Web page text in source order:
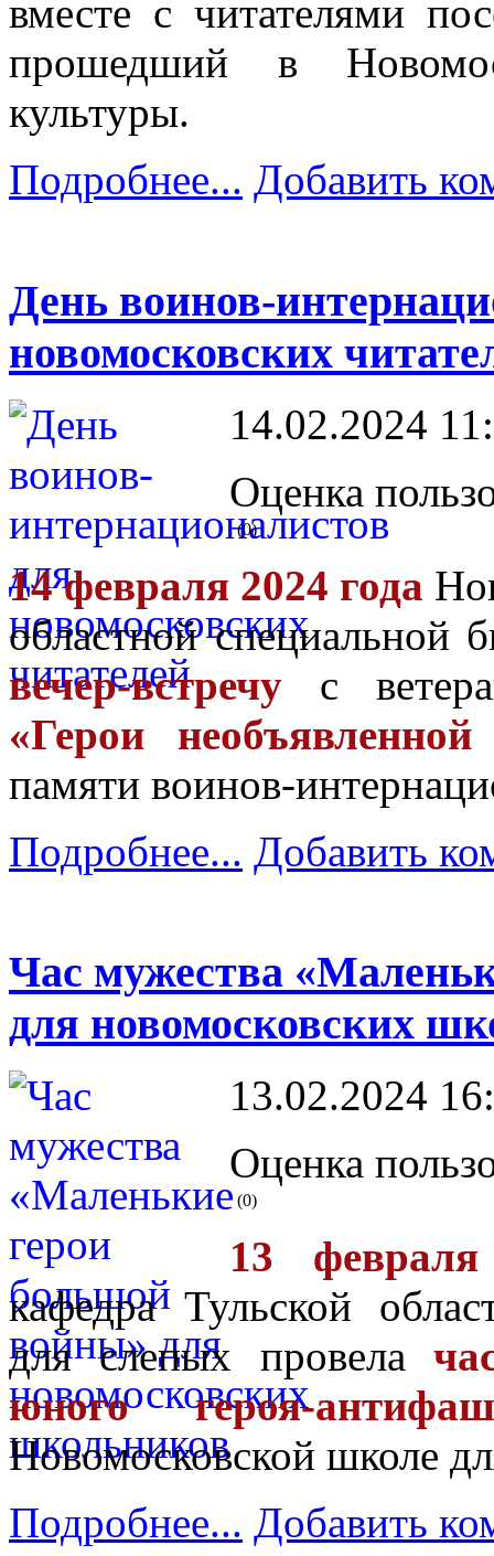
вместе с читателями
прошедший в
культуры.
Подробнее... Добавить
День воинов-
новомосковских
14.02.2024
Оценка
(0)
14 февраля 2024 года
областной специальной
вечер-встречу с
«Герои
памяти воинов-
Подробнее... Добавить
Час мужества
для новомосковских
13.02.2024
Оценка
(0)
13
кафедра Тульской
для слепых провела
юного героя-
Новомосковской школе
Подробнее... Добавить